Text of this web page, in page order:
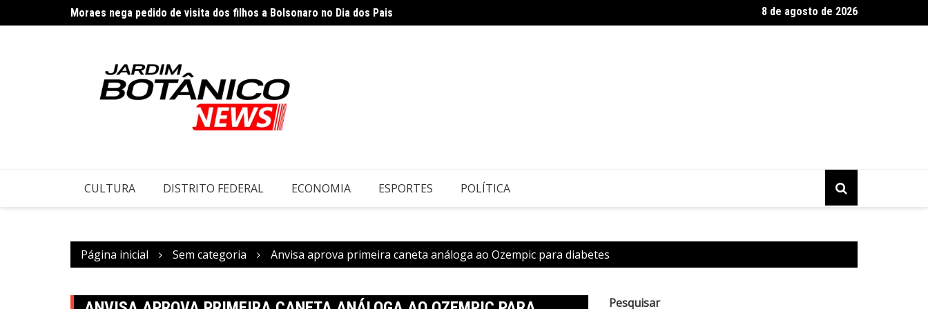
para
Moraes nega pedido de visita dos filhos a Bolsonaro no Dia dos Pais
Pai de Lionel Messi morre aos 68 anos na Argentina
Festival Rio Cello leva música a vários espaços do Rio de Janeiro
8 de agosto de 2026
CULTURA DISTRITO FEDERAL ECONOMIA ESPORTES POLÍTICA
Página inicial Sem categoria Anvisa aprova primeira caneta análoga ao Ozempic para diabetes
Pesquisar